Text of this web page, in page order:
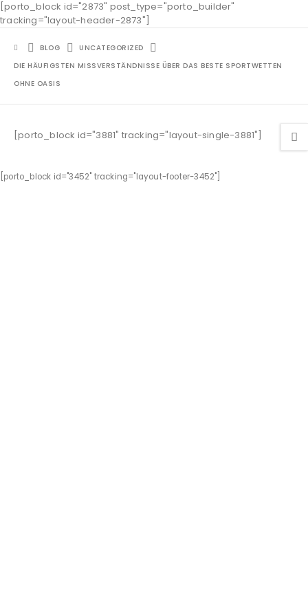
[porto_block id="2873" post_type="porto_builder"
tracking="layout-header-2873"]
BLOG
UNCATEGORIZED
DIE HÄUFIGSTEN MISSVERSTÄNDNISSE ÜBER DAS BESTE SPORTWETTEN
OHNE OASIS
[porto_block id="3881" tracking="layout-single-3881"]
[porto_block id="3452" tracking="layout-footer-3452"]